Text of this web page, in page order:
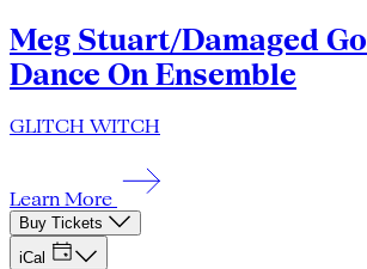
Meg Stuart/Damaged
Dance On Ensemble
GLITCH WITCH
Learn More
Buy Tickets
iCal